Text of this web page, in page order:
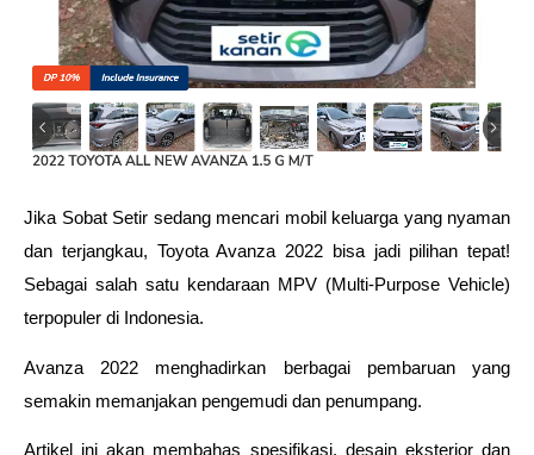
Jika Sobat Setir sedang mencari mobil keluarga yang nyaman
dan terjangkau, Toyota Avanza 2022 bisa jadi pilihan tepat!
Sebagai salah satu kendaraan MPV (Multi-Purpose Vehicle)
terpopuler di Indonesia.
Avanza 2022 menghadirkan berbagai pembaruan yang
semakin memanjakan pengemudi dan penumpang.
Artikel ini akan membahas spesifikasi, desain eksterior dan